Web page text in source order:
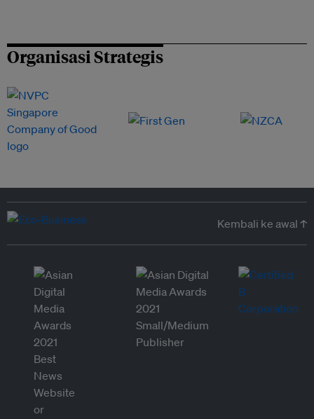
Organisasi Strategis
Kembali ke awal ↑